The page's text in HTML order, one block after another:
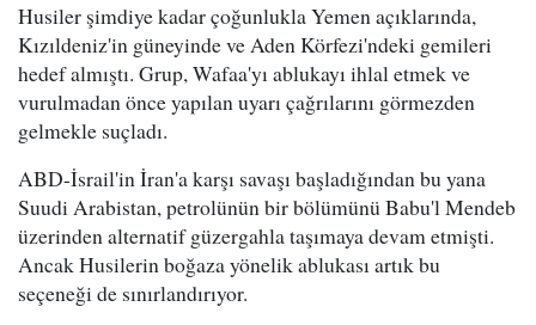
Husiler şimdiye kadar çoğunlukla Yemen açıklarında,
Kızıldeniz'in güneyinde ve Aden Körfezi'ndeki gemileri
hedef almıştı. Grup, Wafaa'yı ablukayı ihlal etmek ve
vurulmadan önce yapılan uyarı çağrılarını görmezden
gelmekle suçladı.
ABD-İsrail'in İran'a karşı savaşı başladığından bu yana
Suudi Arabistan, petrolünün bir bölümünü Babu'l Mendeb
üzerinden alternatif güzergahla taşımaya devam etmişti.
Ancak Husilerin boğaza yönelik ablukası artık bu
seçeneği de sınırlandırıyor.